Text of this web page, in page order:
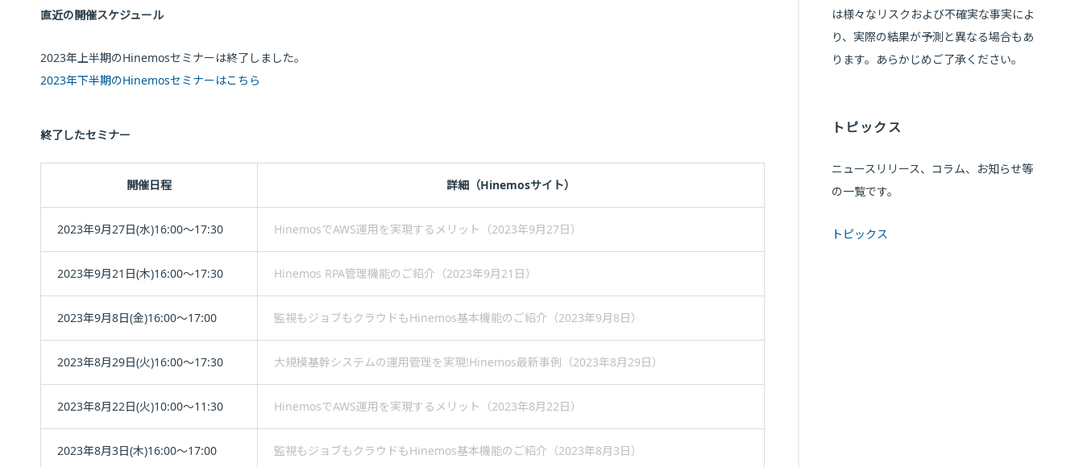
直近の開催スケジュール
2023年上半期のHinemosセミナーは終了しました。
2023年下半期のHinemosセミナーはこちら
終了したセミナー
開催日程 詳細（Hinemosサイト）
2023年9月27日(水)16:00～17:30 HinemosでAWS運用を実現するメリット（2023年9月27日）
2023年9月21日(木)16:00～17:30 Hinemos RPA管理機能のご紹介（2023年9月21日）
2023年9月8日(金)16:00～17:00 監視もジョブもクラウドもHinemos基本機能のご紹介（2023年9月8日）
2023年8月29日(火)16:00～17:30 大規模基幹システムの運用管理を実現!Hinemos最新事例（2023年8月29日）
2023年8月22日(火)10:00～11:30 HinemosでAWS運用を実現するメリット（2023年8月22日）
2023年8月3日(木)16:00～17:00 監視もジョブもクラウドもHinemos基本機能のご紹介（2023年8月3日）
は様々なリスクおよび不確実な事実によ
り、実際の結果が予測と異なる場合もあ
ります。あらかじめご了承ください。
トピックス
ニュースリリース、コラム、お知らせ等
の一覧です。
トピックス